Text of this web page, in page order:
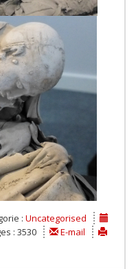
: Uncategorised
: 3530
E-mail